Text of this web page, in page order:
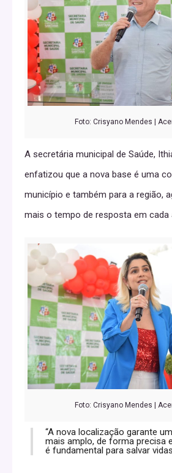
Foto: Crisyano Mendes |
A secretária municipal de Saúde,
enfatizou que a nova base é uma
município e também para a região,
mais o tempo de resposta em cada
Foto: Crisyano Mendes |
“A nova localização garante
mais amplo, de forma precisa
é fundamental para salvar